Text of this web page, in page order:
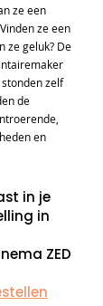
ze een
ze een
ze geluk? De
zelf
de
en
in je
in
ZED